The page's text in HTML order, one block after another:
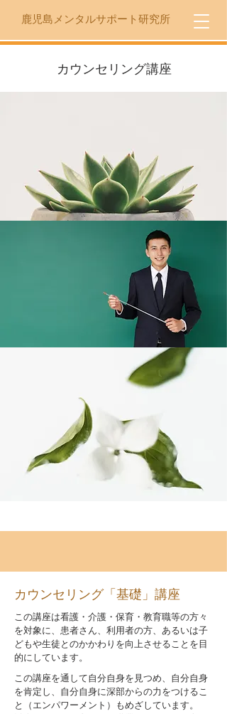
​鹿児島メンタルサポート研究所
​カウンセリング講座
カウンセリング「基礎」講座
この講座は看護・介護・保育・教育職等の方々
を対象に、患者さん、利用者の方、あるいは子
どもや生徒とのかかわりを向上させることを目
的にしています。
この講座を通して自分自身を見つめ、自分自身
を肯定し、自分自身に深部からの力をつけるこ
と（エンパワーメント）もめざしています。